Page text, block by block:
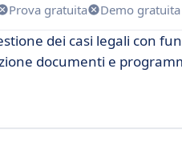
Prova gratuita Demo gratuita
dei casi legali con
documenti e